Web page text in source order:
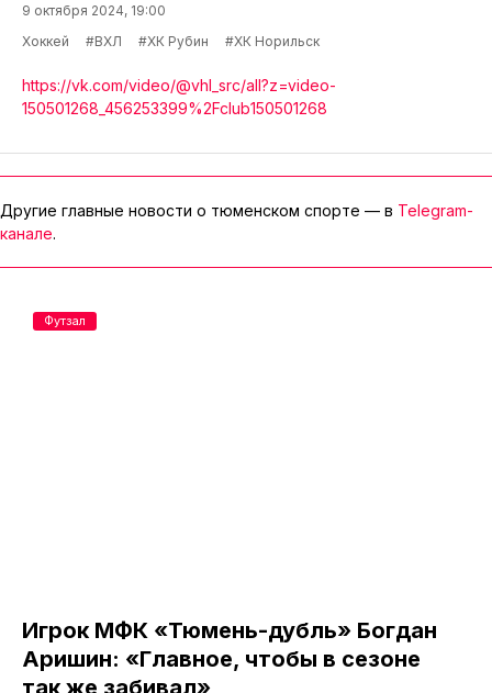
9 октября 2024, 19:00
Хоккей
#ВХЛ #ХК Рубин #ХК Норильск
https://vk.com/video/@vhl_src/all?z=video-
150501268_456253399%2Fclub150501268
Другие главные новости о тюменском спорте — в Telegram-
канале.
Игрок МФК «Тюмень-дубль» Богдан
Аришин: «Главное, чтобы в сезоне
так же забивал»
Футзал